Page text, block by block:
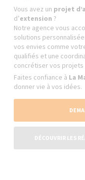
Vous avez un projet
d’extension ?
Notre agence vous
solutions
vos envies comme
qualifiés et une
concrétiser vos
Faites confiance à La
donner vie à vos idées.
DÉCOUVRIR LES